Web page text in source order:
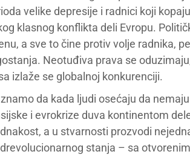
velike depresije i radnici koji
klasnog konflikta deli Evropu.
a sve to čine protiv volje radnika,
Neotuđiva prava se
izlaže se globalnoj konkurenciji.
da kada ljudi osećaju da
i evrokrize duva kontinentom
a u stvarnosti prozvodi
stanja – sa